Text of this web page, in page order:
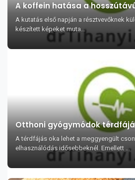
A koffein hatása a
A kutatás első napján a résztvevőknek
készített képeket muta...
Otthoni gyógymódok
A térdfájás oka lehet a meggyengült
elhasználódás idősebbeknél. Emellett ...